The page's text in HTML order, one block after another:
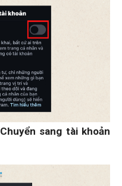
Chuyển sang tài khoản